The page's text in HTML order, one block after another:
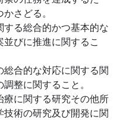
さどる。
る総合的かつ基本的な
びに推進に関するこ
総合的な対応に関する関
整に関すること。
療に関する研究その他所
術の研究及び開発に関